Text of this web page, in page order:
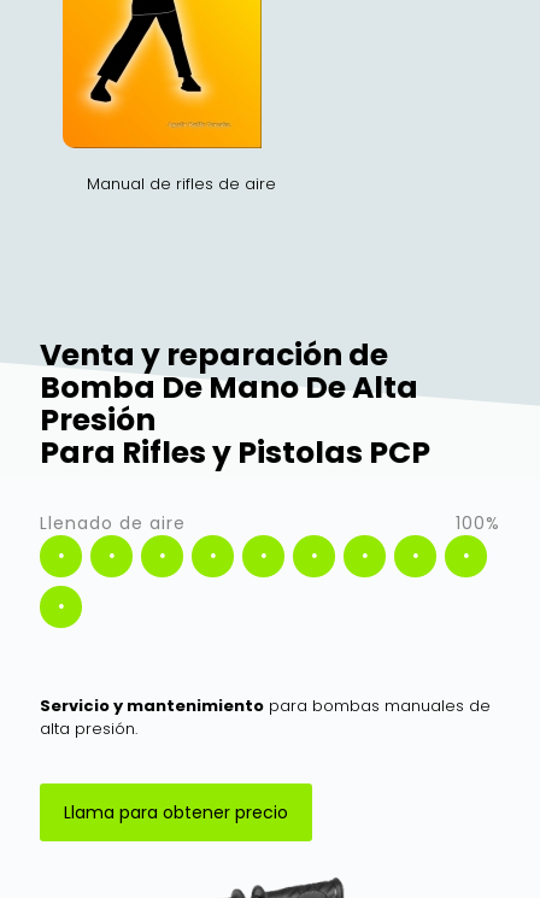
Manual de rifles de aire
Venta y reparación de
Bomba De Mano De Alta
Presión
Para Rifles y Pistolas PCP
Llenado de aire 100%
Servicio y mantenimiento para bombas manuales de
alta presión.
Llama para obtener precio